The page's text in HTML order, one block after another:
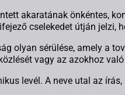
akaratának önkéntes,
cselekedet útján jelzi,
olyan sérülése, amely a
vagy az azokhoz
levél. A neve utal az